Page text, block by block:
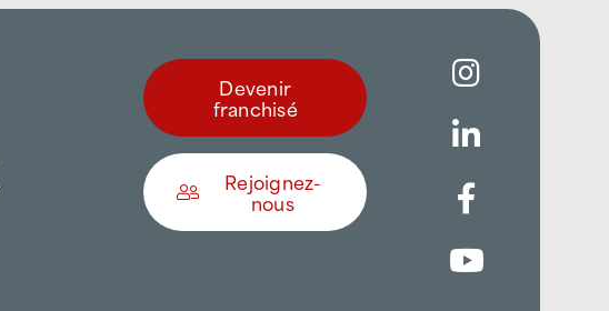
Devenir
franchisé
Rejoignez-
nous